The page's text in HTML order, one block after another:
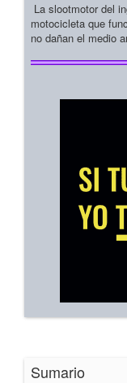
La slootmotor del
motocicleta que
no dañan el medio
Sumario